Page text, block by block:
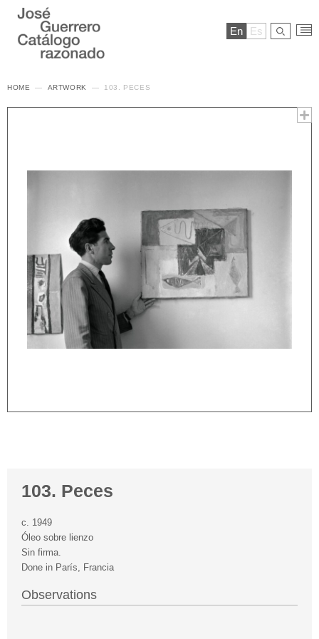
En Es
HOME ARTWORK 103. PECES
103. Peces
c. 1949
Óleo sobre lienzo
Sin firma.
Done in París, Francia
Observations